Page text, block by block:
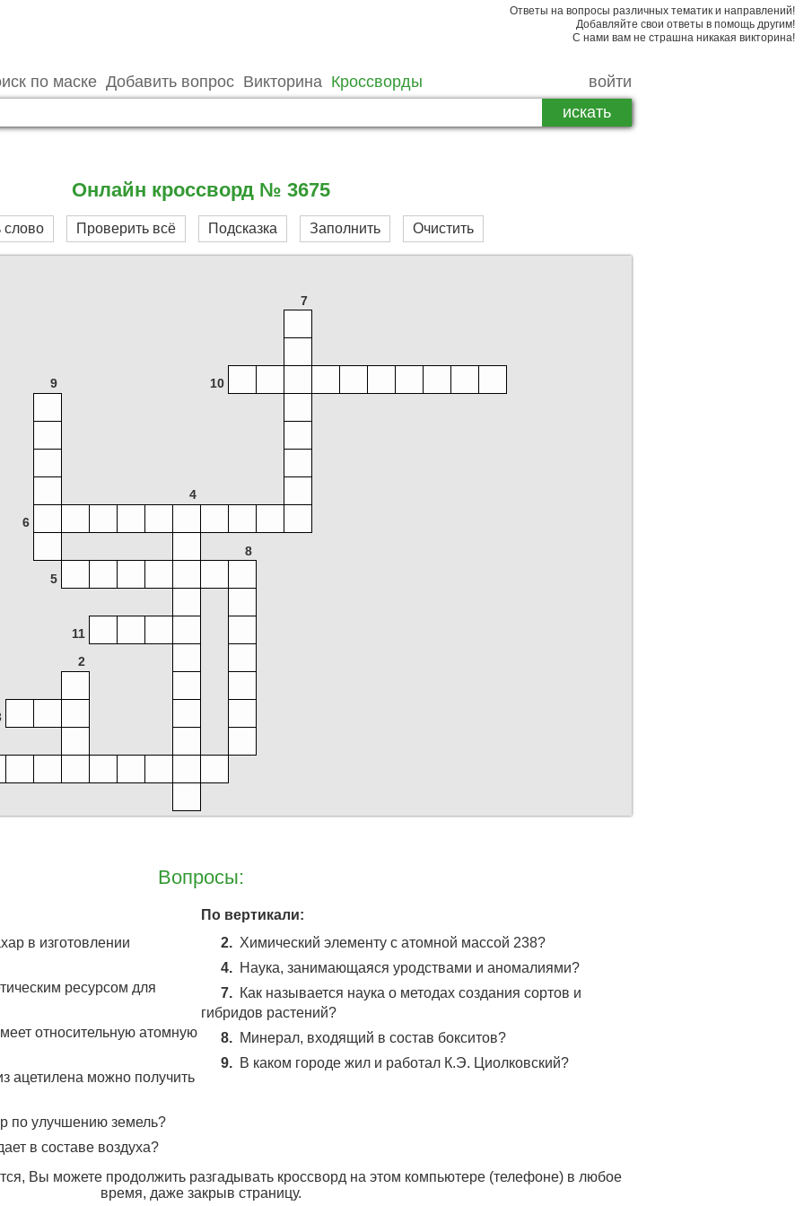
Ответы на вопросы различных тематик и направлений!
Добавляйте свои ответы в помощь другим!
С нами вам не страшна никакая викторина!
по маске Добавить вопрос Викторина Кроссворды войти
Онлайн кроссворд № 3675
слово Проверить всё Подсказка Заполнить Очистить
7
9 10
4
6
8
5
11
2
Вопросы:
в изготовлении
ресурсом для
относительную атомную
ацетилена можно получить
по улучшению земель?
в составе воздуха?
По вертикали:
2. Химический элементу с атомной массой 238?
4. Наука, занимающаяся уродствами и аномалиями?
7. Как называется наука о методах создания сортов и
гибридов растений?
8. Минерал, входящий в состав бокситов?
9. В каком городе жил и работал К.Э. Циолковский?
Вы можете продолжить разгадывать кроссворд на этом компьютере (телефоне) в любое
время, даже закрыв страницу.